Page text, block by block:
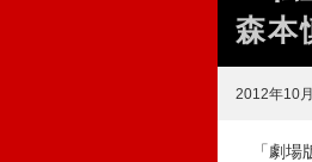
森本
2012年10
「劇場